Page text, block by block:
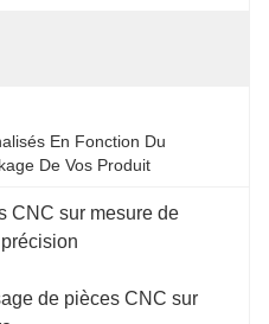
En Fonction Du
De Vos Produit
CNC sur mesure de
de pièces CNC sur